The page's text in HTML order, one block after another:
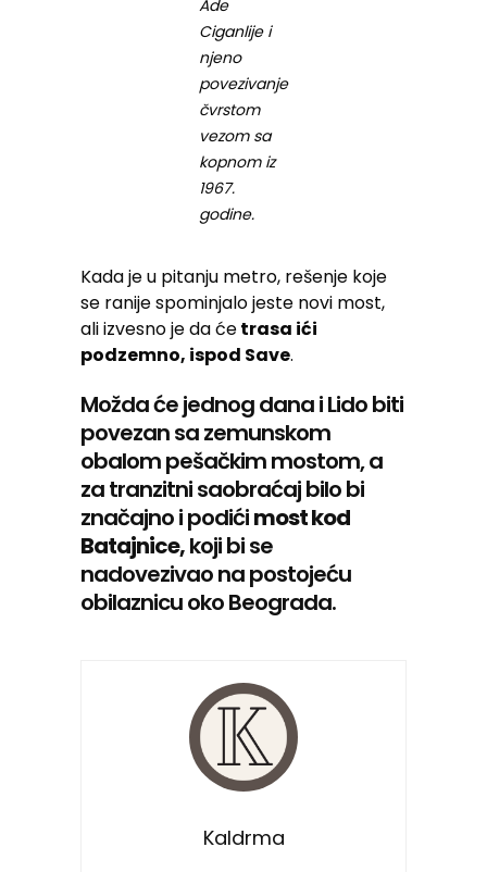
Ade
Ciganlije i
njeno
povezivanje
čvrstom
vezom sa
kopnom iz
1967.
godine.
Kada je u pitanju metro, rešenje koje
se ranije spominjalo jeste novi most,
ali izvesno je da ćetrasa ići
podzemno, ispod Save.
Možda će jednog dana i Lido biti
povezan sa zemunskom
obalom pešačkim mostom, a
za tranzitni saobraćaj bilo bi
značajno i podićimost kod
Batajnice,koji bi se
nadovezivao na postojeću
obilaznicu oko Beograda.
Kaldrma